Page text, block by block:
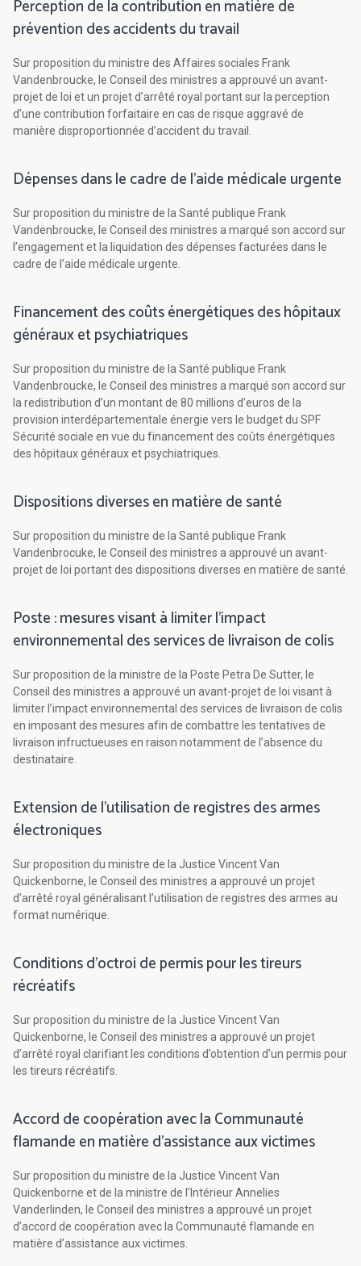
Perception de la contribution en matière de
prévention des accidents du travail
Sur proposition du ministre des Affaires sociales Frank
Vandenbroucke, le Conseil des ministres a approuvé un avant-
projet de loi et un projet d’arrêté royal portant sur la perception
d’une contribution forfaitaire en cas de risque aggravé de
manière disproportionnée d’accident du travail.
Dépenses dans le cadre de l’aide médicale urgente
Sur proposition du ministre de la Santé publique Frank
Vandenbroucke, le Conseil des ministres a marqué son accord sur
l’engagement et la liquidation des dépenses facturées dans le
cadre de l’aide médicale urgente.
Financement des coûts énergétiques des hôpitaux
généraux et psychiatriques
Sur proposition du ministre de la Santé publique Frank
Vandenbroucke, le Conseil des ministres a marqué son accord sur
la redistribution d’un montant de 80 millions d’euros de la
provision interdépartementale énergie vers le budget du SPF
Sécurité sociale en vue du financement des coûts énergétiques
des hôpitaux généraux et psychiatriques.
Dispositions diverses en matière de santé
Sur proposition du ministre de la Santé publique Frank
Vandenbrocuke, le Conseil des ministres a approuvé un avant-
projet de loi portant des dispositions diverses en matière de santé.
Poste : mesures visant à limiter l’impact
environnemental des services de livraison de colis
Sur proposition de la ministre de la Poste Petra De Sutter, le
Conseil des ministres a approuvé un avant-projet de loi visant à
limiter l’impact environnemental des services de livraison de colis
en imposant des mesures afin de combattre les tentatives de
livraison infructueuses en raison notamment de l’absence du
destinataire.
Extension de l’utilisation de registres des armes
électroniques
Sur proposition du ministre de la Justice Vincent Van
Quickenborne, le Conseil des ministres a approuvé un projet
d’arrêté royal généralisant l’utilisation de registres des armes au
format numérique.
Conditions d’octroi de permis pour les tireurs
récréatifs
Sur proposition du ministre de la Justice Vincent Van
Quickenborne, le Conseil des ministres a approuvé un projet
d’arrêté royal clarifiant les conditions d’obtention d’un permis pour
les tireurs récréatifs.
Accord de coopération avec la Communauté
flamande en matière d’assistance aux victimes
Sur proposition du ministre de la Justice Vincent Van
Quickenborne et de la ministre de l’Intérieur Annelies
Vanderlinden, le Conseil des ministres a approuvé un projet
d’accord de coopération avec la Communauté flamande en
matière d’assistance aux victimes.